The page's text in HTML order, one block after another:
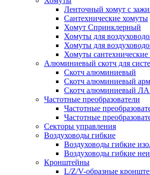
Ленточный хомут с
Сантехнические хомуты
Хомут Спринклерный
Хомуты для
Хомуты для
Хомуты
Алюминиевый скотч для
Скотч алюминиевый
Скотч алюминиевый
Скотч алюминиевый
Частотные преобразователи
Частотные
Частотные
Секторы управления
Воздуховоды гибкие
Воздуховоды гибкие
Воздуховоды гибкие
Кронштейны
L/Z/V-образные